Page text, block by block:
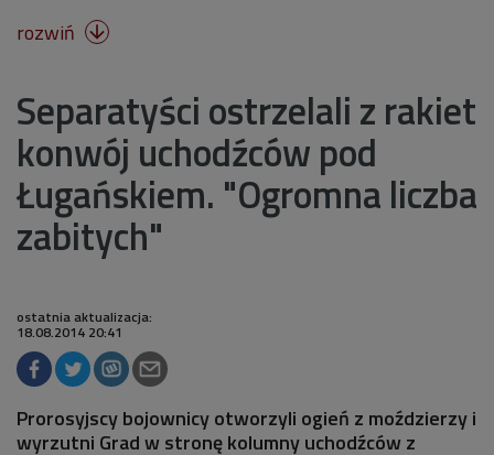
rozwiń 
Separatyści ostrzelali z rakiet
konwój uchodźców pod
Ługańskiem. "Ogromna liczba
zabitych"
ostatnia aktualizacja:
18.08.2014 20:41
Prorosyjscy bojownicy otworzyli ogień z moździerzy i
wyrzutni Grad w stronę kolumny uchodźców z